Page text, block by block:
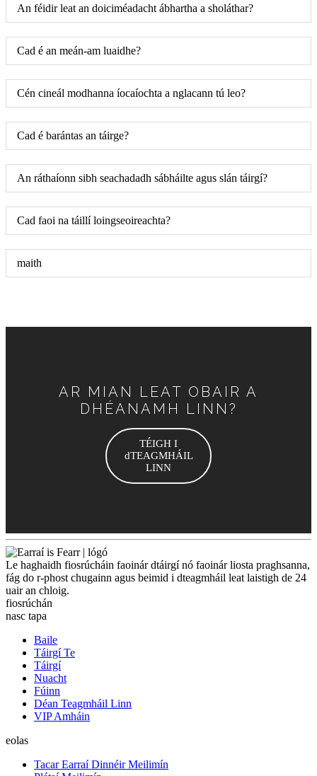
An féidir leat an doiciméadacht ábhartha a sholáthar?
Cad é an meán-am luaidhe?
Cén cineál modhanna íocaíochta a nglacann tú leo?
Cad é barántas an táirge?
An ráthaíonn sibh seachadadh sábháilte agus slán táirgí?
Cad faoi na táillí loingseoireachta?
maith
AR MIAN LEAT OBAIR A
DHÉANAMH LINN?
TÉIGH I
dTEAGMHÁIL
LINN
Le haghaidh fiosrúcháin faoinár dtáirgí nó faoinár liosta praghsanna,
fág do r-phost chugainn agus beimid i dteagmháil leat laistigh de 24
uair an chloig.
fiosrúchán
nasc tapa
Baile
Táirgí Te
Táirgí
Nuacht
Fúinn
Déan Teagmháil Linn
VIP Amháin
eolas
Tacar Earraí Dinnéir Meilimín